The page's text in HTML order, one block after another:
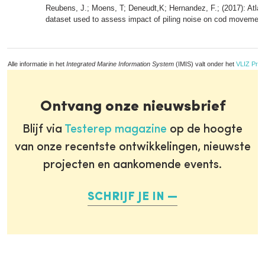
Reubens, J.; Moens, T; Deneudt,K; Hernandez, F.; (2017):
dataset used to assess impact of piling noise on cod
Alle informatie in het Integrated Marine Information System (IMIS) valt onder het VLIZ
Ontvang onze nieuwsbrief
Blijf via Testerep magazine op de hoogte
van onze recentste ontwikkelingen, nieuwste
projecten en aankomende events.
SCHRIJF JE IN